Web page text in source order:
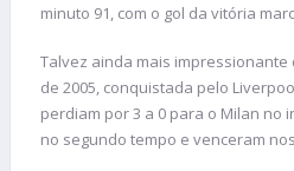
minuto 91, com o gol da vitória
Talvez ainda mais
de 2005, conquistada pelo
perdiam por 3 a 0 para o Milan no
no segundo tempo e venceram